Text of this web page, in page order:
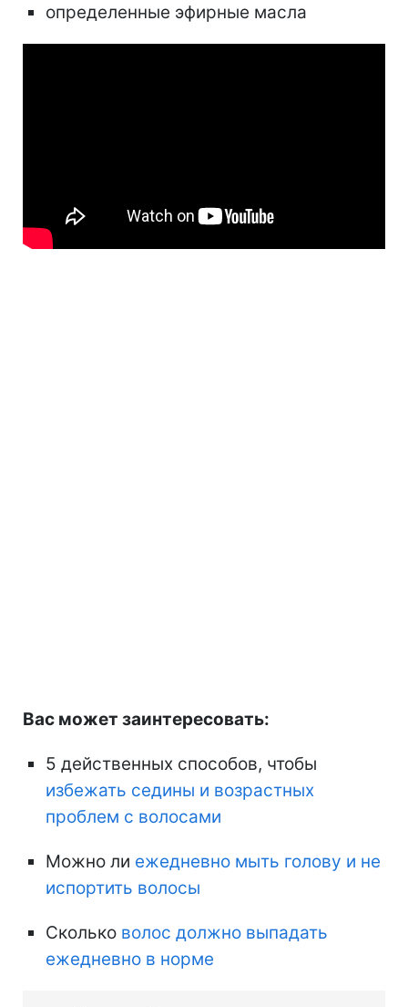
определенные эфирные масла
Вас может заинтересовать:
5 действенных способов, чтобы
избежать седины и возрастных
проблем с волосами
Можно ли ежедневно мыть голову и не
испортить волосы
Сколько волос должно выпадать
ежедневно в норме